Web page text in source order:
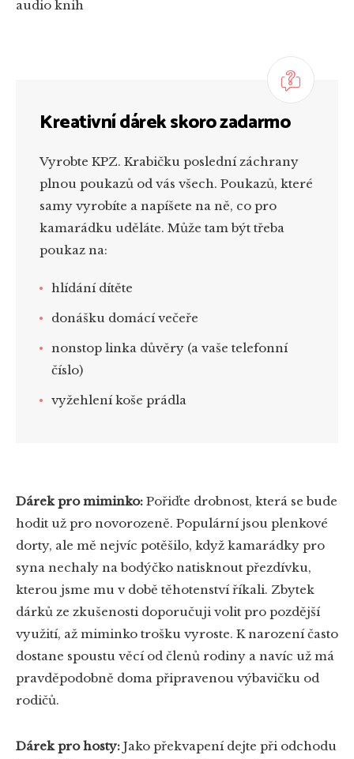
audio knih
Kreativní dárek skoro zadarmo
Vyrobte KPZ. Krabičku poslední záchrany
plnou poukazů od vás všech. Poukazů, které
samy vyrobíte a napíšete na ně, co pro
kamarádku uděláte. Může tam být třeba
poukaz na:
hlídání dítěte
donášku domácí večeře
nonstop linka důvěry (a vaše telefonní
číslo)
vyžehlení koše prádla
Dárek pro miminko: Pořiďte drobnost, která se bude
hodit už pro novorozeně. Populární jsou plenkové
dorty, ale mě nejvíc potěšilo, když kamarádky pro
syna nechaly na bodýčko natisknout přezdívku,
kterou jsme mu v době těhotenství říkali. Zbytek
dárků ze zkušenosti doporučuji volit pro pozdější
využití, až miminko trošku vyroste. K narození často
dostane spoustu věcí od členů rodiny a navíc už má
pravděpodobně doma připravenou výbavičku od
rodičů.
Dárek pro hosty: Jako překvapení dejte při odchodu